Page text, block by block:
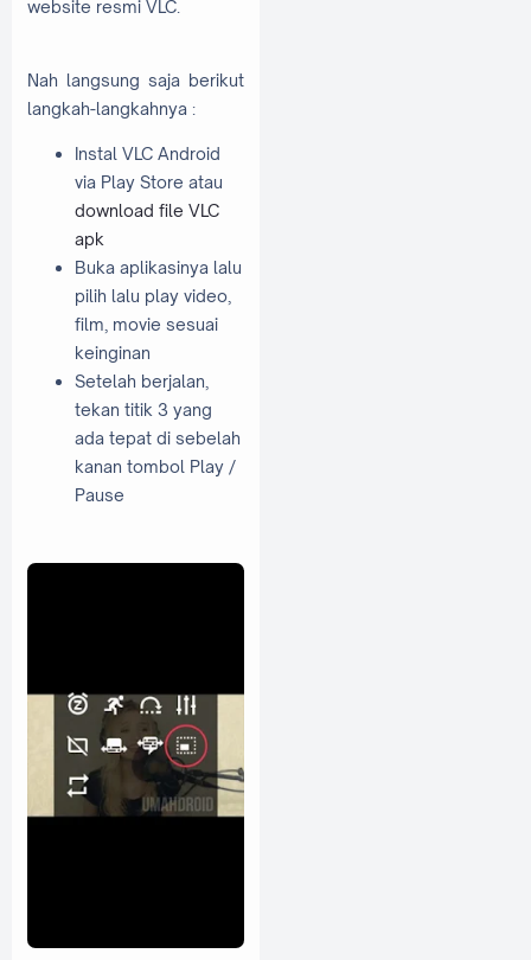
website resmi VLC.
Nah langsung saja berikut
langkah-langkahnya :
Instal VLC Android
via Play Store atau
download file VLC
apk
Buka aplikasinya lalu
pilih lalu play video,
film, movie sesuai
keinginan
Setelah berjalan,
tekan titik 3 yang
ada tepat di sebelah
kanan tombol Play /
Pause